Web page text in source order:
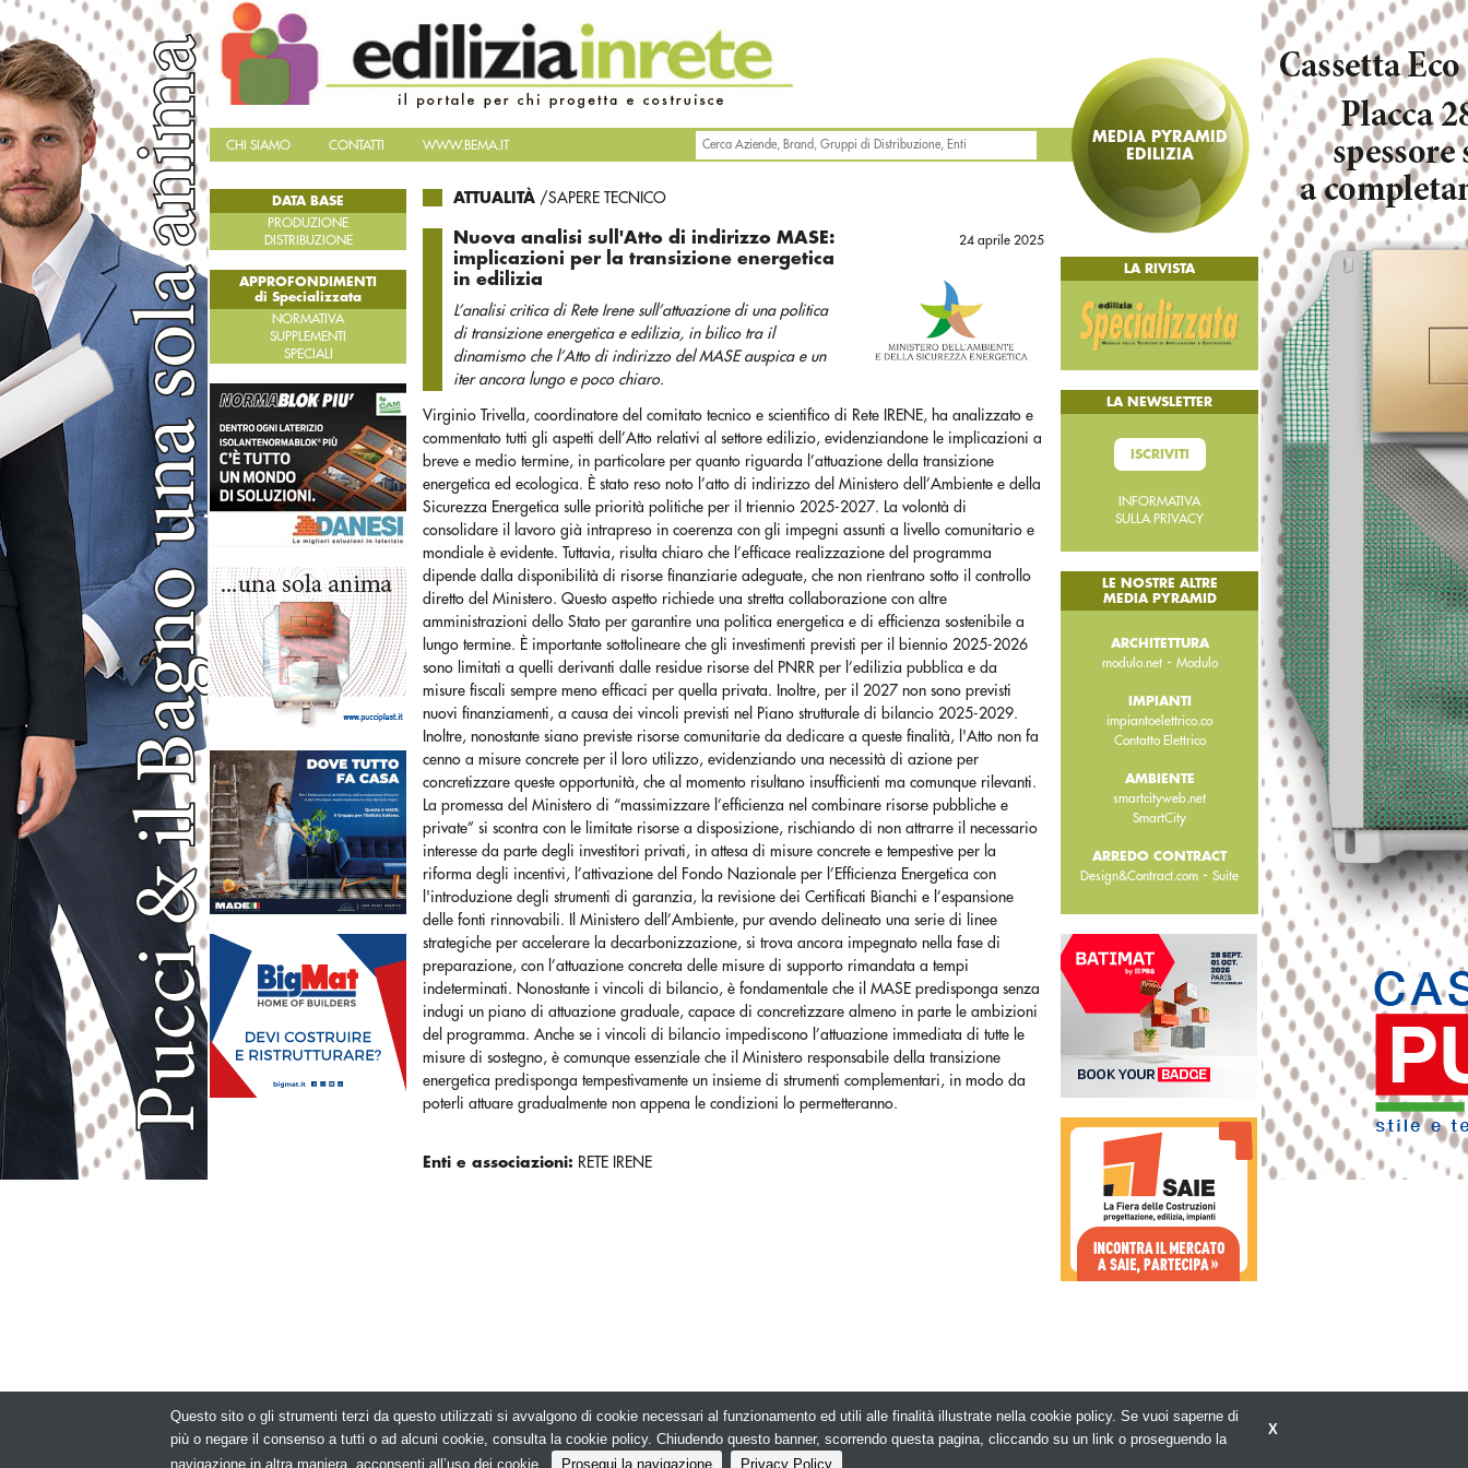
CHI SIAMO CONTATTI WWW.BEMA.IT
MEDIA PYRAMID
EDILIZIA
ATTUALITÀ /SAPERE TECNICO
Nuova analisi sull'Atto di indirizzo MASE:
implicazioni per la transizione energetica
in edilizia
L’analisi critica di Rete Irene sull’attuazione di una politica
di transizione energetica e edilizia, in bilico tra il
dinamismo che l’Atto di indirizzo del MASE auspica e un
iter ancora lungo e poco chiaro.
24 aprile 2025
Virginio Trivella, coordinatore del comitato tecnico e scientifico di Rete IRENE, ha analizzato e
commentato tutti gli aspetti dell’Atto relativi al settore edilizio, evidenziandone le implicazioni a
breve e medio termine, in particolare per quanto riguarda l’attuazione della transizione
energetica ed ecologica. È stato reso noto l’atto di indirizzo del Ministero dell’Ambiente e della
Sicurezza Energetica sulle priorità politiche per il triennio 2025-2027. La volontà di
consolidare il lavoro già intrapreso in coerenza con gli impegni assunti a livello comunitario e
mondiale è evidente. Tuttavia, risulta chiaro che l’efficace realizzazione del programma
dipende dalla disponibilità di risorse finanziarie adeguate, che non rientrano sotto il controllo
diretto del Ministero. Questo aspetto richiede una stretta collaborazione con altre
amministrazioni dello Stato per garantire una politica energetica e di efficienza sostenibile a
lungo termine. È importante sottolineare che gli investimenti previsti per il biennio 2025-2026
sono limitati a quelli derivanti dalle residue risorse del PNRR per l’edilizia pubblica e da
misure fiscali sempre meno efficaci per quella privata. Inoltre, per il 2027 non sono previsti
nuovi finanziamenti, a causa dei vincoli previsti nel Piano strutturale di bilancio 2025-2029.
Inoltre, nonostante siano previste risorse comunitarie da dedicare a queste finalità, l'Atto non fa
cenno a misure concrete per il loro utilizzo, evidenziando una necessità di azione per
concretizzare queste opportunità, che al momento risultano insufficienti ma comunque rilevanti.
La promessa del Ministero di “massimizzare l’efficienza nel combinare risorse pubbliche e
private” si scontra con le limitate risorse a disposizione, rischiando di non attrarre il necessario
interesse da parte degli investitori privati, in attesa di misure concrete e tempestive per la
riforma degli incentivi, l’attivazione del Fondo Nazionale per l’Efficienza Energetica con
l'introduzione degli strumenti di garanzia, la revisione dei Certificati Bianchi e l’espansione
delle fonti rinnovabili. Il Ministero dell’Ambiente, pur avendo delineato una serie di linee
strategiche per accelerare la decarbonizzazione, si trova ancora impegnato nella fase di
preparazione, con l’attuazione concreta delle misure di supporto rimandata a tempi
indeterminati. Nonostante i vincoli di bilancio, è fondamentale che il MASE predisponga senza
indugi un piano di attuazione graduale, capace di concretizzare almeno in parte le ambizioni
del programma. Anche se i vincoli di bilancio impediscono l’attuazione immediata di tutte le
misure di sostegno, è comunque essenziale che il Ministero responsabile della transizione
energetica predisponga tempestivamente un insieme di strumenti complementari, in modo da
poterli attuare gradualmente non appena le condizioni lo permetteranno.
Enti e associazioni: RETE IRENE
DATA BASE
PRODUZIONE
DISTRIBUZIONE
APPROFONDIMENTI
di Specializzata
NORMATIVA
SUPPLEMENTI
SPECIALI
LA RIVISTA
LA NEWSLETTER
ISCRIVITI
INFORMATIVA
SULLA PRIVACY
LE NOSTRE ALTRE
MEDIA PYRAMID
ARCHITETTURA
modulo.net- Modulo
IMPIANTI
impiantoelettrico.co
Contatto Elettrico
AMBIENTE
smartcityweb.net
SmartCity
ARREDO CONTRACT
Design&Contract.com -Suite
© Copyright 2026. Edilizia in Rete - N.ro Iscrizione ROC 5836 -Privacy policy X
Questo sito o gli strumenti terzi da questo utilizzati si avvalgono di cookie necessari al funzionamento ed utili alle finalità illustrate nella cookie policy. Se vuoi saperne di
più o negare il consenso a tutti o ad alcuni cookie, consulta la cookie policy. Chiudendo questo banner, scorrendo questa pagina, cliccando su un link o proseguendo la
navigazione in altra maniera, acconsenti all’uso dei cookie.
Prosegui la navigazione Privacy Policy